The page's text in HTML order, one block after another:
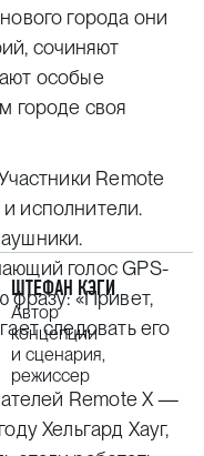
города они
сочиняют
особые
городе своя
Remote
исполнители.
голос GPS-
фразу: «Привет,
следовать его
Remote X —
Хельгард Хауг,
ШТЕФАН КЭГИ
Автор
концепции
и сценария,
режиссер